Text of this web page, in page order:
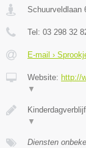
Schuurveldlaan
Tel: 03 298 32
E-mail ›
Website: http://
▼
▼
Diensten